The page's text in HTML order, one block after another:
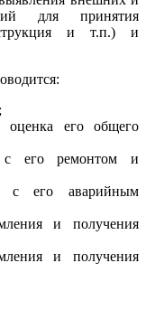
для принятия
и т.п.) и
его общего
с его ремонтом и
с его аварийным
и получения
и получения